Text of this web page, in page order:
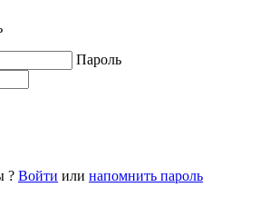
Пароль
? Войти или напомнить пароль